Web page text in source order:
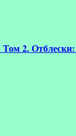
2. Отблески: